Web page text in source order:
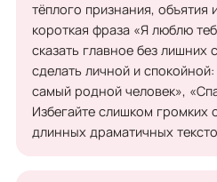
тёплого признания, объятия
короткая фраза «Я люблю
сказать главное без лишних
сделать личной и
самый родной человек»,
Избегайте слишком громких
длинных драматичных